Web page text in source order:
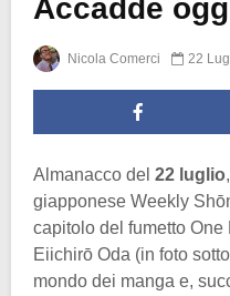
Accadde
Nicola Comerci 22
Almanacco del 22 luglio
giapponese Weekly
capitolo del fumetto
Eiichirō Oda (in foto
mondo dei manga e,